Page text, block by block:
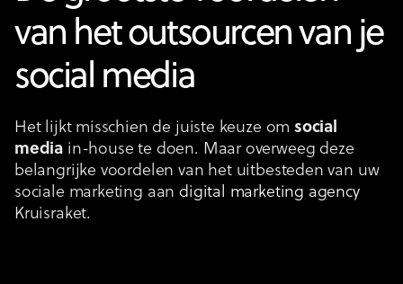
van het outsourcen van je
social media
Het lijkt misschien de juiste keuze om social
media in-house te doen. Maar overweeg deze
belangrijke voordelen van het uitbesteden van uw
sociale marketing aandigital marketing agency
Kruisraket.